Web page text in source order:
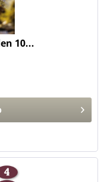
10...